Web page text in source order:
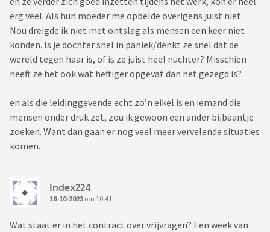
erg veel. Als hun moeder me opbelde overigens juist niet.
Nou dreigde ik niet met ontslag als mensen een keer niet
konden. Is je dochter snel in paniek/denkt ze snel dat de
wereld tegen haar is, of is ze juist heel nuchter? Misschien
heeft ze het ook wat heftiger opgevat dan het gezegd is?
en als die leidinggevende echt zo’n eikel is en iemand die
mensen onder druk zet, zou ik gewoon een ander bijbaantje
zoeken. Want dan gaan er nog veel meer vervelende situaties
komen.
Index224
16-10-2023 om 10:41
Wat staat er in het contract over vrijvragen? Een week van